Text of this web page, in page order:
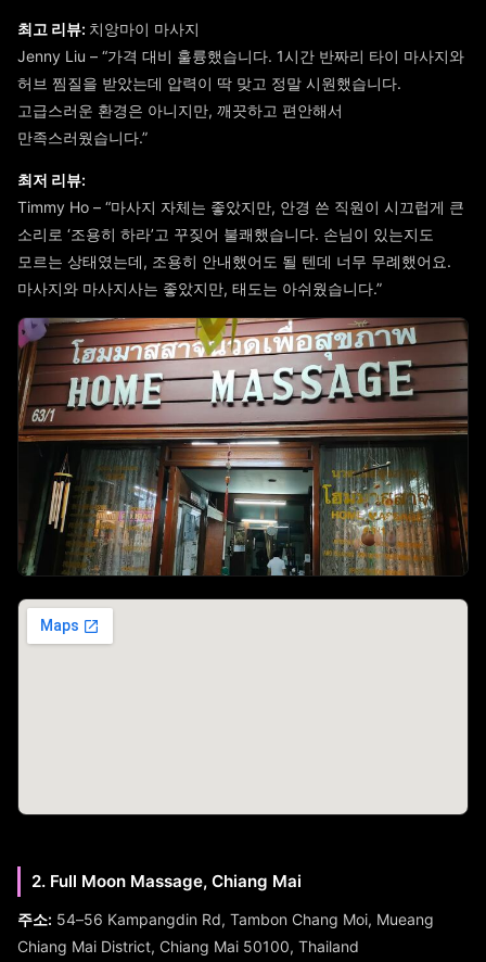
최고 리뷰: 치앙마이 마사지
Jenny Liu – “가격 대비 훌륭했습니다. 1시간 반짜리 타이 마사지와
허브 찜질을 받았는데 압력이 딱 맞고 정말 시원했습니다.
고급스러운 환경은 아니지만, 깨끗하고 편안해서
만족스러웠습니다.”
최저 리뷰:
Timmy Ho – “마사지 자체는 좋았지만, 안경 쓴 직원이 시끄럽게 큰
소리로 ‘조용히 하라’고 꾸짖어 불쾌했습니다. 손님이 있는지도
모르는 상태였는데, 조용히 안내했어도 될 텐데 너무 무례했어요.
마사지와 마사지사는 좋았지만, 태도는 아쉬웠습니다.”
2. Full Moon Massage, Chiang Mai
주소: 54–56 Kampangdin Rd, Tambon Chang Moi, Mueang
Chiang Mai District, Chiang Mai 50100, Thailand